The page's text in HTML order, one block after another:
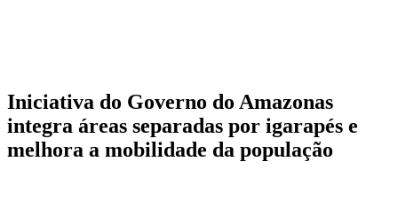
Iniciativa do Governo do Amazonas
integra áreas separadas por igarapés e
melhora a mobilidade da população